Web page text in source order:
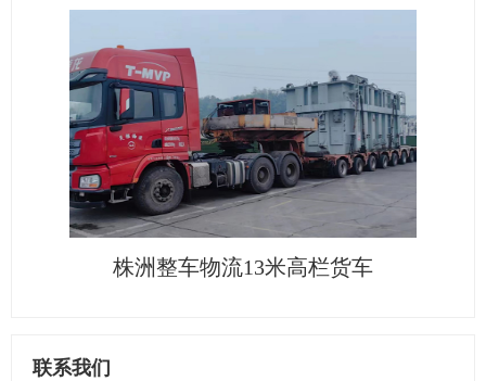
株洲整车物流13米高栏货车
联系我们